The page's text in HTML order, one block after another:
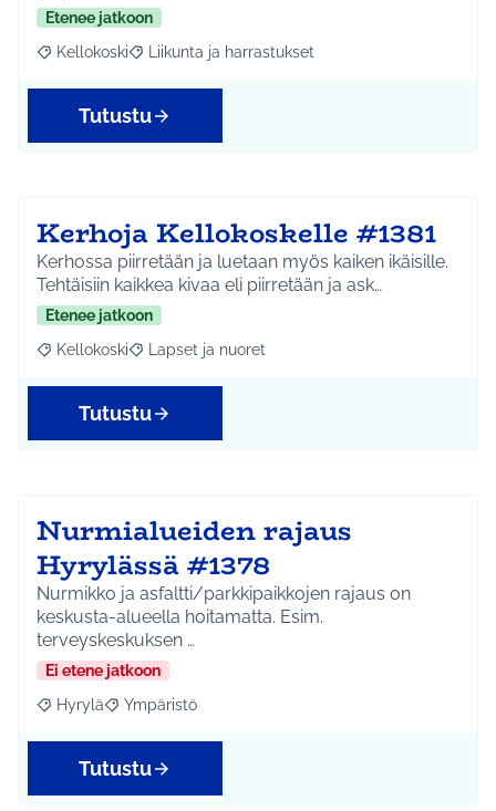
Etenee jatkoon
Rajaa tulokset aihepiirin mukaan: Kellokoski
Kellokoski Rajaa tulokset teeman mukaan: Liikunta ja
Liikunta ja harrastukset
Tutustu
Kerhoja Kellokoskelle #1381
Kerhossa piirretään ja luetaan myös kaiken ikäisille.
Tehtäisiin kaikkea kivaa eli piirretään ja ask…
Etenee jatkoon
Rajaa tulokset aihepiirin mukaan: Kellokoski
Kellokoski Rajaa tulokset teeman mukaan: Lapset ja nuoret
Lapset ja nuoret
Tutustu
Nurmialueiden rajaus
Hyrylässä #1378
Nurmikko ja asfaltti/parkkipaikkojen rajaus on
keskusta-alueella hoitamatta. Esim.
terveyskeskuksen …
Ei etene jatkoon
Rajaa tulokset aihepiirin mukaan: Hyrylä
Hyrylä Rajaa tulokset teeman mukaan: Ympäristö
Ympäristö
Tutustu